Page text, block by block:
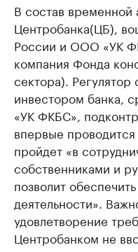
В состав
Центробанка(ЦБ),
России и ООО «УК
компания Фонда
сектора).
инвестором банка,
«УК ФКБС»,
впервые
пройдет «в
собственниками и
позволит
деятельности».
удовлетворение
Центробанком не